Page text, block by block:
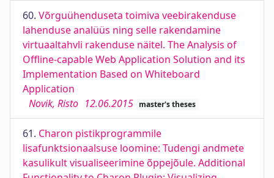
60. Võrguühenduseta toimiva veebirakenduse
lahenduse analüüs ning selle rakendamine
virtuaaltahvli rakenduse näitel. The Analysis of
Offline-capable Web Application Solution and its
Implementation Based on Whiteboard
Application
Novik, Risto 12.06.2015 master's theses
61. Charon pistikprogrammile
lisafunktsionaalsuse loomine: Tudengi andmete
kasulikult visualiseerimine õppejõule. Additional